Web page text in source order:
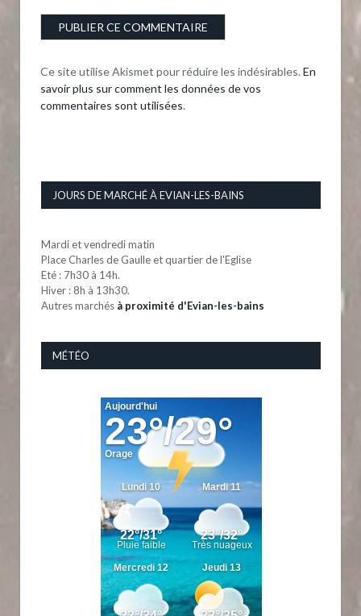
Ce site utilise Akismet pour réduire les indésirables. En
savoir plus sur comment les données de vos
commentaires sont utilisées.
JOURS DE MARCHÉ À EVIAN-LES-BAINS
Mardi et vendredi matin
Place Charles de Gaulle et quartier de l'Eglise
Eté : 7h30 à 14h.
Hiver : 8h à 13h30.
Autres marchés à proximité d'Evian-les-bains
MÉTÉO